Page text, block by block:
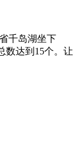
千岛湖坐下
数达到15个。让